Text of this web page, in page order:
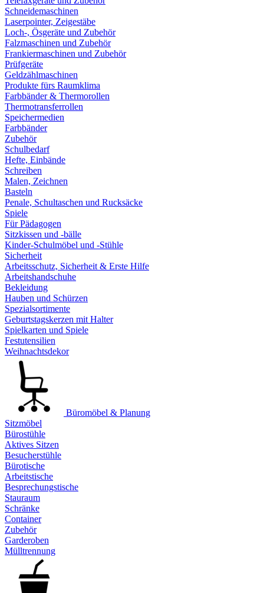
Schneidemaschinen
Laserpointer, Zeigestäbe
Loch-, Ösgeräte und Zubehör
Falzmaschinen und Zubehör
Frankiermaschinen und Zubehör
Prüfgeräte
Geldzählmaschinen
Produkte fürs Raumklima
Farbbänder & Thermorollen
Thermotransferrollen
Speichermedien
Farbbänder
Zubehör
Schulbedarf
Hefte, Einbände
Schreiben
Malen, Zeichnen
Basteln
Penale, Schultaschen und Rucksäcke
Spiele
Für Pädagogen
Sitzkissen und -bälle
Kinder-Schulmöbel und -Stühle
Sicherheit
Arbeitsschutz, Sicherheit & Erste Hilfe
Arbeitshandschuhe
Bekleidung
Hauben und Schürzen
Spezialsortimente
Geburtstagskerzen mit Halter
Spielkarten und Spiele
Festutensilien
Weihnachtsdekor
Büromöbel & Planung
Sitzmöbel
Bürostühle
Aktives Sitzen
Besucherstühle
Bürotische
Arbeitstische
Besprechungstische
Stauraum
Schränke
Container
Zubehör
Garderoben
Mülltrennung